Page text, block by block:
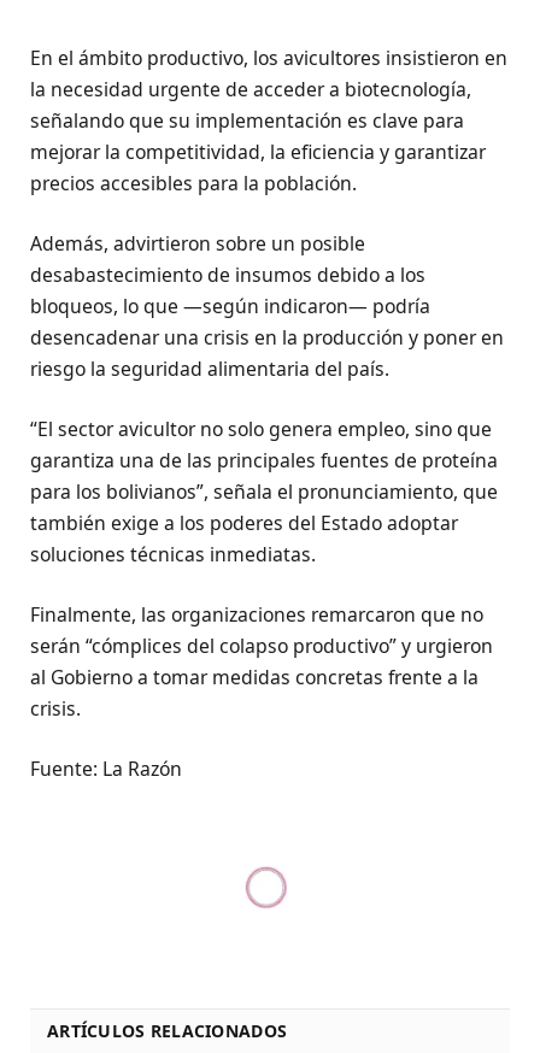
En el ámbito productivo, los avicultores insistieron en
la necesidad urgente de acceder a biotecnología,
señalando que su implementación es clave para
mejorar la competitividad, la eficiencia y garantizar
precios accesibles para la población.
Además, advirtieron sobre un posible
desabastecimiento de insumos debido a los
bloqueos, lo que —según indicaron— podría
desencadenar una crisis en la producción y poner en
riesgo la seguridad alimentaria del país.
“El sector avicultor no solo genera empleo, sino que
garantiza una de las principales fuentes de proteína
para los bolivianos”, señala el pronunciamiento, que
también exige a los poderes del Estado adoptar
soluciones técnicas inmediatas.
Finalmente, las organizaciones remarcaron que no
serán “cómplices del colapso productivo” y urgieron
al Gobierno a tomar medidas concretas frente a la
crisis.
Fuente: La Razón
ARTÍCULOS RELACIONADOS